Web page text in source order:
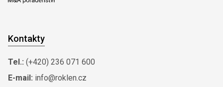
Kontakty
Tel.: (+420) 236 071 600
E-mail: info@roklen.cz